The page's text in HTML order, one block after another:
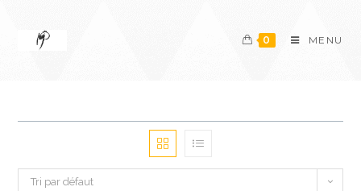
0 MENU
Tri par défaut